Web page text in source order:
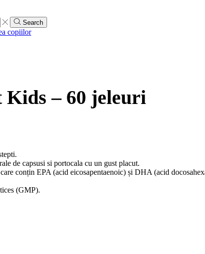
Search
copiilor
Kids – 60 jeleuri
de capsusi si portocala cu un gust placut.
conțin EPA (acid eicosapentaenoic) și DHA (acid
(GMP).